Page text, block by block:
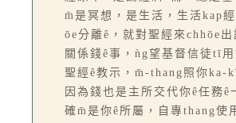
m̄是冥想，是生活，生活kap
ōe分離ê，就對聖經來chhōe出
關係錢ê事，ǹg望基督信徒tī用
聖經ê教示，m̄-thang照你ka-
因為錢也是主所交代你ê任務ê
確m̄是你ê所屬，自專thang使